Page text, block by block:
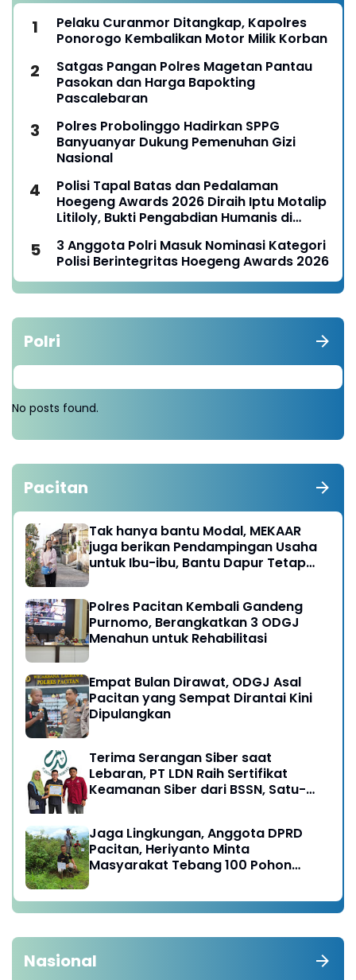
Pelaku Curanmor Ditangkap, Kapolres
Ponorogo Kembalikan Motor Milik Korban
Satgas Pangan Polres Magetan Pantau
Pasokan dan Harga Bapokting
Pascalebaran
Polres Probolinggo Hadirkan SPPG
Banyuanyar Dukung Pemenuhan Gizi
Nasional
Polisi Tapal Batas dan Pedalaman
Hoegeng Awards 2026 Diraih Iptu Motalip
Litiloly, Bukti Pengabdian Humanis di
3 Anggota Polri Masuk Nominasi Kategori
Polisi Berintegritas Hoegeng Awards 2026
Polri
No posts found.
Pacitan
Tak hanya bantu Modal, MEKAAR
juga berikan Pendampingan Usaha
untuk Ibu-ibu, Bantu Dapur Tetap
Polres Pacitan Kembali Gandeng
Purnomo, Berangkatkan 3 ODGJ
Menahun untuk Rehabilitasi
Empat Bulan Dirawat, ODGJ Asal
Pacitan yang Sempat Dirantai Kini
Dipulangkan
Terima Serangan Siber saat
Lebaran, PT LDN Raih Sertifikat
Keamanan Siber dari BSSN, Satu-
Jaga Lingkungan, Anggota DPRD
Pacitan, Heriyanto Minta
Masyarakat Tebang 100 Pohon
Nasional